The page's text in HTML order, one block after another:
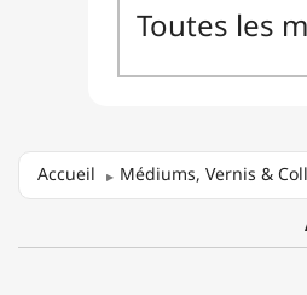
Accueil Médiums, Vernis &